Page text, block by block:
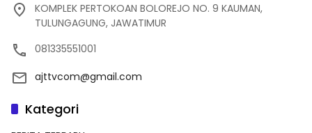
KOMPLEK PERTOKOAN BOLOREJO NO. 9 KAUMAN,
TULUNGAGUNG, JAWATIMUR
081335551001
ajttvcom@gmail.com
Kategori